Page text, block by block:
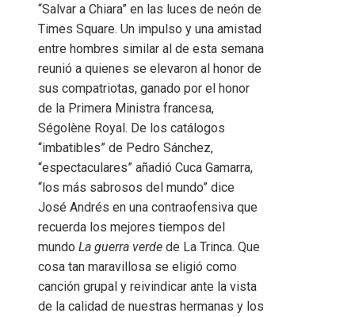
“Salvar a Chiara” en las luces de neón de
Times Square. Un impulso y una amistad
entre hombres similar al de esta semana
reunió a quienes se elevaron al honor de
sus compatriotas, ganado por el honor
de la Primera Ministra francesa,
Ségolène Royal. De los catálogos
“imbatibles” de Pedro Sánchez,
“espectaculares” añadió Cuca Gamarra,
“los más sabrosos del mundo” dice
José Andrés en una contraofensiva que
recuerda los mejores tiempos del
mundo La guerra verde de La Trinca. Que
cosa tan maravillosa se eligió como
canción grupal y reivindicar ante la vista
de la calidad de nuestras hermanas y los